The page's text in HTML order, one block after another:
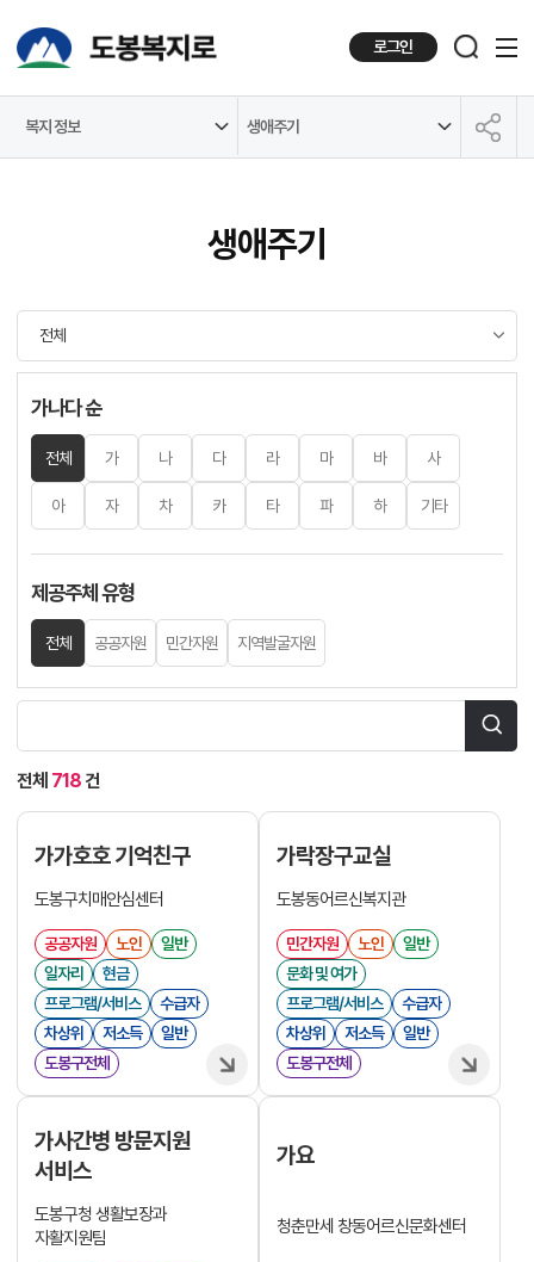
로그인
복지 정보 생애주기
생애주기
가나다 순
전체 가 나 다 라 마 바 사
아 자 차 카 타 파 하 기타
제공주체 유형
전체 공공자원 민간자원 지역발굴자원
전체 718 건
가가호호 기억친구
도봉구치매안심센터
공공자원 노인
일반
일자리
현금
프로그램/서비스
수급자
차상위
저소득
일반
도봉구전체
가락장구교실
도봉동어르신복지관
민간자원 노인
일반
문화 및 여가
프로그램/서비스
수급자
차상위
저소득
일반
도봉구전체
가사간병 방문지원
서비스
도봉구청 생활보장과
자활지원팀
가요
청춘만세 창동어르신문화센터